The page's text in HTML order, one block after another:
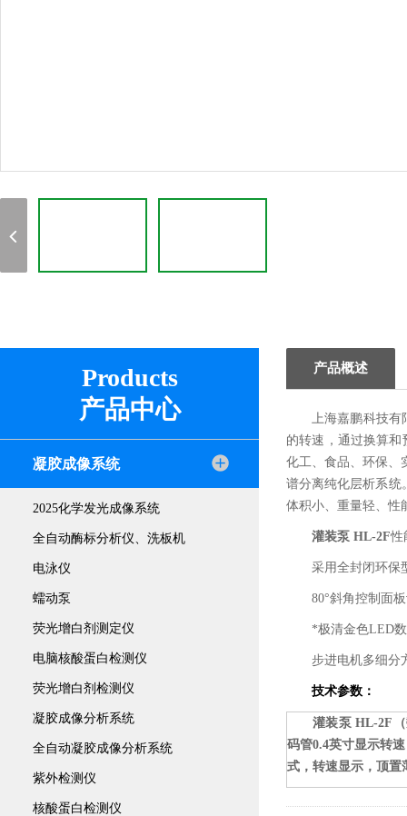
Products
产品中心
凝胶成像系统
2025化学发光成像系统
全自动酶标分析仪、洗板机
电泳仪
蠕动泵
荧光增白剂测定仪
电脑核酸蛋白检测仪
荧光增白剂检测仪
凝胶成像分析系统
全自动凝胶成像分析系统
紫外检测仪
核酸蛋白检测仪
产品概述
上海嘉鹏科技有
的转速，通过换算
化工、食品、环保、
谱分离纯化层析系统
体积小、重量轻、性
灌装泵 HL-2F性
采用全封闭环保
80°斜角控制面
*极清金色LED
步进电机多细分
技术参数：
灌装泵HL-2F
码管0.4英寸显示转
式，转速显示，顶置